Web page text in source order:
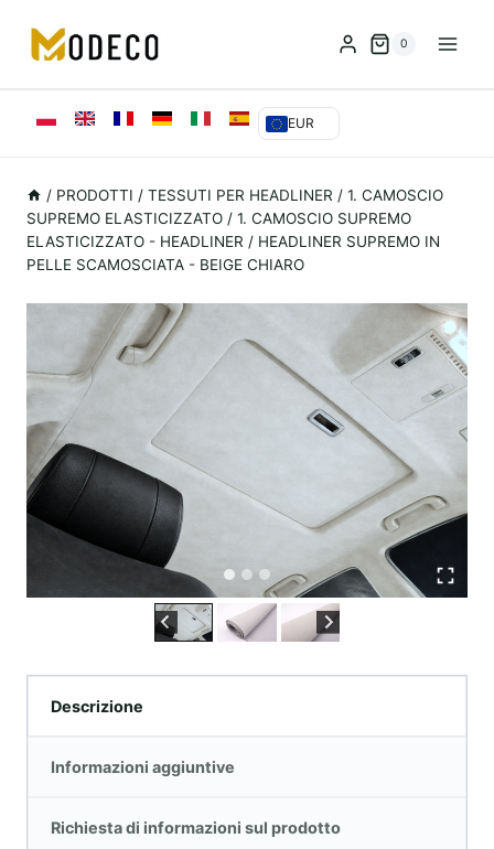
contenuto
0
EUR
/ PRODOTTI / TESSUTI PER HEADLINER / 1. CAMOSCIO
SUPREMO ELASTICIZZATO / 1. CAMOSCIO SUPREMO
ELASTICIZZATO - HEADLINER / HEADLINER SUPREMO IN
PELLE SCAMOSCIATA - BEIGE CHIARO
Descrizione
Informazioni aggiuntive
Richiesta di informazioni sul prodotto